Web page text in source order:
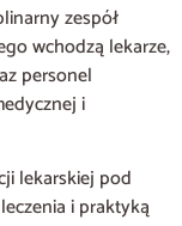
zespół
wchodzą lekarze,
personel
i
lekarskiej pod
i praktyką